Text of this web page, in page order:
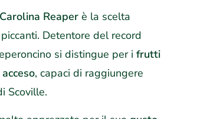
Reaper è la scelta
Detentore del record
si distingue per i frutti
, capaci di raggiungere
Scoville.